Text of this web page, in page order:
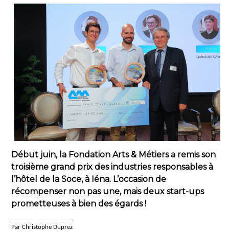
Début juin, la Fondation Arts & Métiers a remis son
troisième grand prix des industries responsables à
l’hôtel de la Soce, à Iéna. L’occasion de
récompenser non pas une, mais deux start-ups
prometteuses à bien des égards !
Par Christophe Duprez